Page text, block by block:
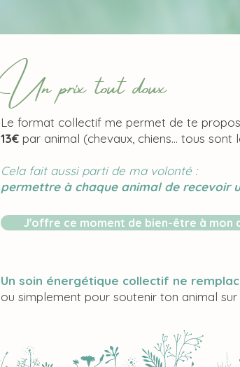
Un prix tout doux
Le format collectif me permet de te
13€ par animal (chevaux, chiens… tous sont
Cela fait aussi parti de ma volonté :
permettre à chaque animal de recevoir
J'offre ce moment de bien-être à mon
Un soin énergétique collectif ne
ou simplement pour soutenir ton animal sur